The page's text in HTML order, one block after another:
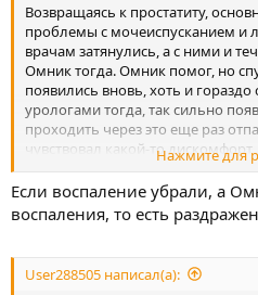
Возвращаясь к простатиту,
проблемы с мочеиспусканием
врачам затянулись, а с ними и
Омник тогда. Омник помог, но
появились вновь, хоть и
урологами тогда, так сильно
проходить через это еще раз
чувствовал какой-то
попробовал Афала. В целом
могу вспомнить каких то
как-то сильно влияло на
появилась девушка, постоянный
Нажмите для
Если воспаление убрали, а
воспаления, то есть
User288505 написал(а):